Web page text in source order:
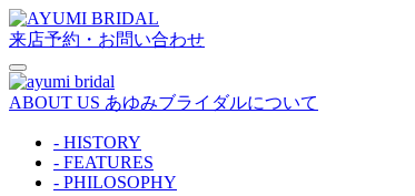
来店予約・お問い合わせ
ABOUT US あゆみブライダルについて
- HISTORY
- FEATURES
- PHILOSOPHY